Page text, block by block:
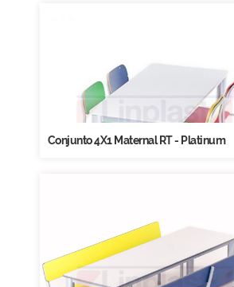
Conjunto 4X1 Maternal RT - Platinum